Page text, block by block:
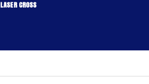
LASER CROSS